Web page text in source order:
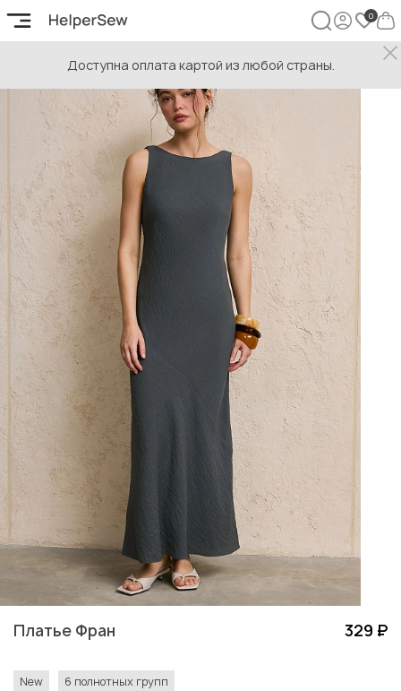
Доступна оплата картой из любой страны.
Платье Фран 329 ₽
New 6 полнотных групп